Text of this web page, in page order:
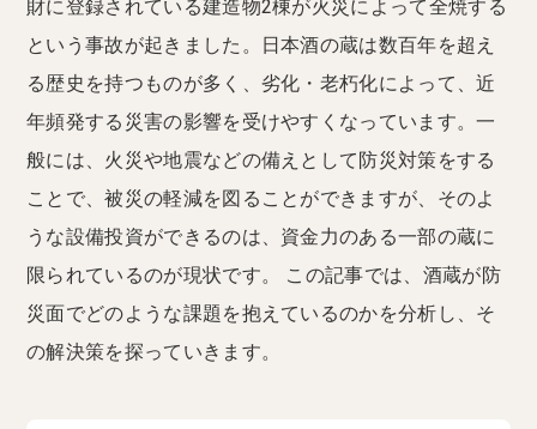
財に登録されている建造物2棟が火災によって全焼する
という事故が起きました。日本酒の蔵は数百年を超え
る歴史を持つものが多く、劣化・老朽化によって、近
年頻発する災害の影響を受けやすくなっています。一
般には、火災や地震などの備えとして防災対策をする
ことで、被災の軽減を図ることができますが、そのよ
うな設備投資ができるのは、資金力のある一部の蔵に
限られているのが現状です。 この記事では、酒蔵が防
災面でどのような課題を抱えているのかを分析し、そ
の解決策を探っていきます。